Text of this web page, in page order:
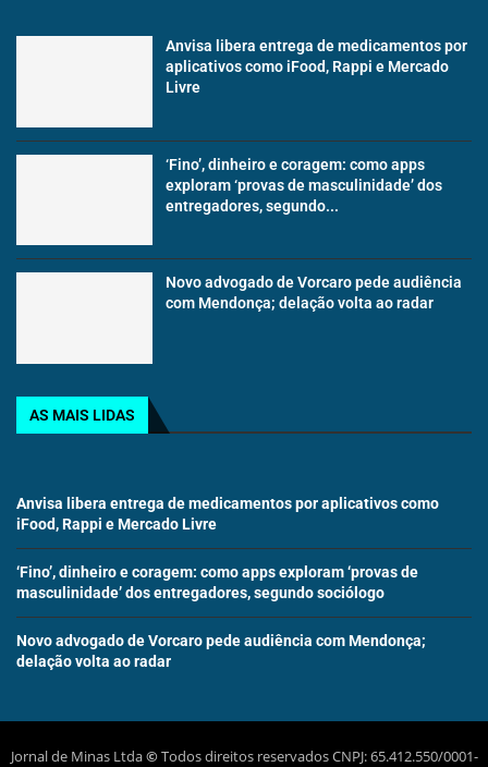
Anvisa libera entrega de medicamentos por
aplicativos como iFood, Rappi e Mercado
Livre
‘Fino’, dinheiro e coragem: como apps
exploram ‘provas de masculinidade’ dos
entregadores, segundo...
Novo advogado de Vorcaro pede audiência
com Mendonça; delação volta ao radar
AS MAIS LIDAS
Anvisa libera entrega de medicamentos por aplicativos como
iFood, Rappi e Mercado Livre
‘Fino’, dinheiro e coragem: como apps exploram ‘provas de
masculinidade’ dos entregadores, segundo sociólogo
Novo advogado de Vorcaro pede audiência com Mendonça;
delação volta ao radar
Jornal de Minas Ltda©Todos direitos reservados CNPJ: 65.412.550/0001-